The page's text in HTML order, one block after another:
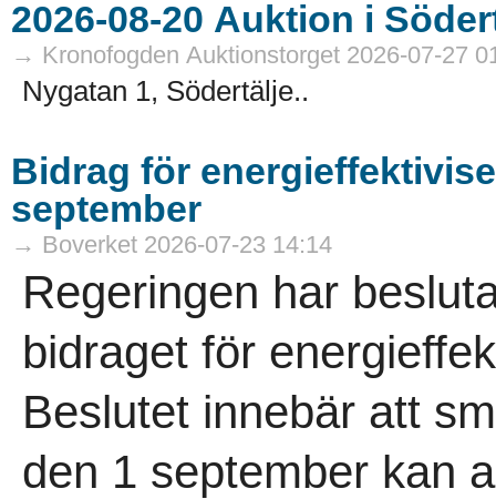
→ Kronofogden Auktionstorget 2026-07-27
Nygatan 1, Södertälje..
Bidrag för
september
→ Boverket 2026-07-23 14:14
Regeringen har
bidraget för
Beslutet innebär att
den 1 september kan